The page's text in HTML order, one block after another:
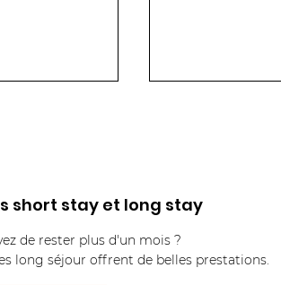
:
L'entreprise
short stay et long stay
de rester plus d'un mois ?
long séjour offrent de belles prestations.